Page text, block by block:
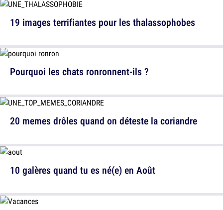
Pourquoi les chats ronronnent-ils ?
10 galères quand tu es né(e) en Août
19 images terrifiantes pour les thalassophobes
20 memes drôles quand on déteste la coriandre